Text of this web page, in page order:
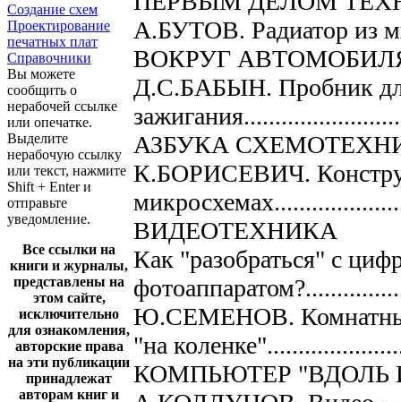
Создание схем
Проектирование
печатных плат
Справочники
Вы можете
сообщить о
нерабочей ссылке
или опечатке.
Выделите
нерабочую ссылку
или текст, нажмите
Shift + Enter и
отправьте
уведомление.
Все ссылки на
книги и журналы,
представлены на
этом сайте,
исключительно
для ознакомления,
авторские права
на эти публикации
принадлежат
авторам книг и
А.БУТОВ. Радиатор из
ВОКРУГ
Д.С.БАБЫН. Пробник
АЗБУКА
К.БОРИСЕВИЧ.
ВИДЕОТЕХНИКА
Как "разобраться" с
Ю.СЕМЕНОВ.
"на
КОМПЬЮТЕР "ВДОЛЬ